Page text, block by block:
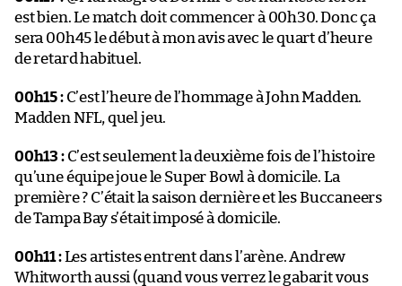
est bien. Le match doit commencer à 00h30. Donc ça
sera 00h45 le début à mon avis avec le quart d’heure
de retard habituel.
00h15 :C’est l’heure de l’hommage à John Madden.
Madden NFL, quel jeu.
00h13 :C’est seulement la deuxième fois de l’histoire
qu’une équipe joue le Super Bowl à domicile. La
première ? C’était la saison dernière et les Buccaneers
de Tampa Bay s’était imposé à domicile.
00h11 :Les artistes entrent dans l’arène. Andrew
Whitworth aussi (quand vous verrez le gabarit vous